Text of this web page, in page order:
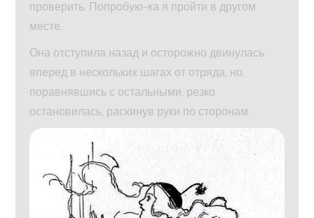
проверить. Попробую-ка я пройти в другом
месте.
Она отступила назад и осторожно двинулась
вперед в нескольких шагах от отряда, но,
поравнявшись с остальными, резко
остановилась, раскинув руки по сторонам.